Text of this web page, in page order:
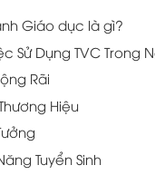
Giáo dục là gì?
Sử Dụng TVC Trong
Rãi
Hiệu
Tuyển Sinh